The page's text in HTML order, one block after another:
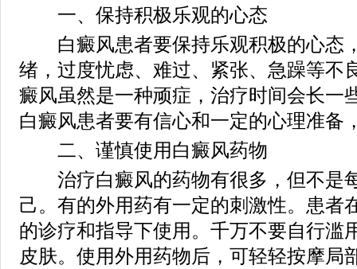
一、保持积极乐观的心态
白癜风患者要保持乐观积极的心态
绪，过度忧虑、难过、紧张、急躁等不
癜风虽然是一种顽症，治疗时间会长一
白癜风患者要有信心和一定的心理准备
二、谨慎使用白癜风药物
治疗白癜风的药物有很多，但不是
己。有的外用药有一定的刺激性。患者
的诊疗和指导下使用。千万不要自行滥
皮肤。使用外用药物后，可轻轻按摩局